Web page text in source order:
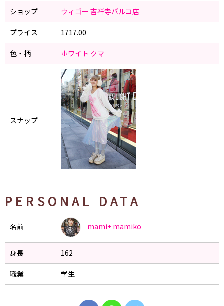
ショップ ウィゴー 吉祥寺パルコ店
プライス 1717.00
色・柄 ホワイト クマ
スナップ
PERSONAL DATA
名前 mami+ mamiko
身長 162
職業 学生